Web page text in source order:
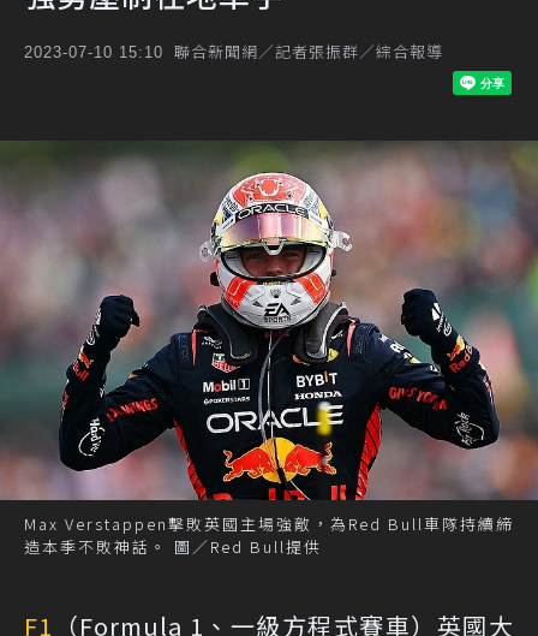
2023-07-10 15:10 聯合新聞網／記者張振群／綜合報導
Max Verstappen擊敗英國主場強敵，為Red Bull車隊持續締
造本季不敗神話。 圖／Red Bull提供
F1 （Formula 1、一級方程式賽車）英國大